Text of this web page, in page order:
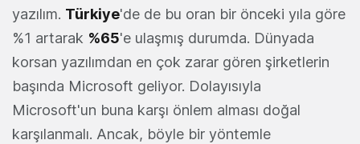
yazılım. Türkiye'de de bu oran bir önceki yıla göre
%1 artarak %65'e ulaşmış durumda. Dünyada
korsan yazılımdan en çok zarar gören şirketlerin
başında Microsoft geliyor. Dolayısıyla
Microsoft'un buna karşı önlem alması doğal
karşılanmalı. Ancak, böyle bir yöntemle